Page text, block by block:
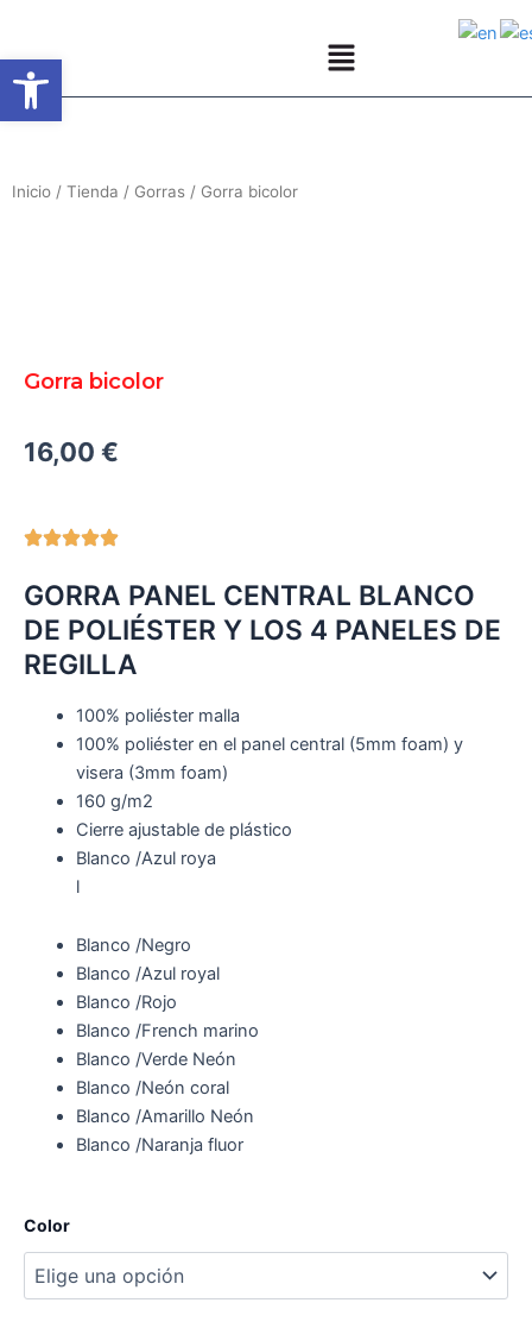
contenido
Inicio / Tienda / Gorras / Gorra bicolor
Gorra bicolor
16,00 €
GORRA PANEL CENTRAL BLANCO
DE POLIÉSTER Y LOS 4 PANELES DE
REGILLA
100% poliéster malla
100% poliéster en el panel central (5mm foam) y
visera (3mm foam)
160 g/m2
Cierre ajustable de plástico
Blanco /Azul roya
l
Blanco /Negro
Blanco /Azul royal
Blanco /Rojo
Blanco /French marino
Blanco /Verde Neón
Blanco /Neón coral
Blanco /Amarillo Neón
Blanco /Naranja fluor
Color
Gorra
cantidad
Abrir barra de herramientas